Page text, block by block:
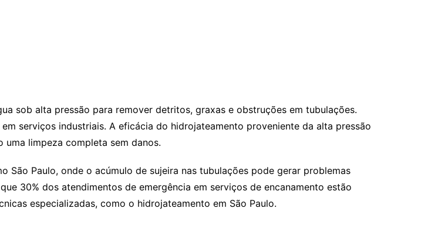
sob alta pressão para remover detritos, graxas e obstruções em tubulações.
serviços industriais. A eficácia do hidrojateamento proveniente da alta pressão
limpeza completa sem danos.
São Paulo, onde o acúmulo de sujeira nas tubulações pode gerar problemas
30% dos atendimentos de emergência em serviços de encanamento estão
especializadas, como o hidrojateamento em São Paulo.